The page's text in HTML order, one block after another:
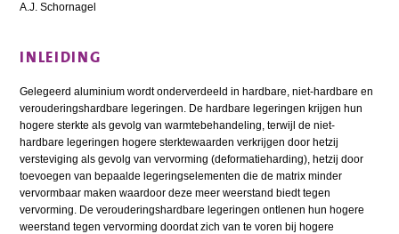
A.J. Schornagel
INLEIDING
Gelegeerd aluminium wordt onderverdeeld in hardbare, niet-hardbare en
verouderingshardbare legeringen. De hardbare legeringen krijgen hun
hogere sterkte als gevolg van warmtebehandeling, terwijl de niet-
hardbare legeringen hogere sterktewaarden verkrijgen door hetzij
versteviging als gevolg van vervorming (deformatieharding), hetzij door
toevoegen van bepaalde legeringselementen die de matrix minder
vervormbaar maken waardoor deze meer weerstand biedt tegen
vervorming. De verouderingshardbare legeringen ontlenen hun hogere
weerstand tegen vervorming doordat zich van te voren bij hogere